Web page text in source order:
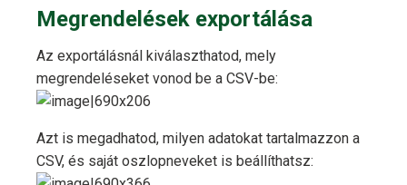
Megrendelések exportálása
Az exportálásnál kiválaszthatod, mely
megrendeléseket vonod be a CSV-be:
Azt is megadhatod, milyen adatokat tartalmazzon a
CSV, és saját oszlopneveket is beállíthatsz: